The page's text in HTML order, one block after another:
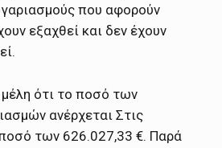
που αφορούν
εξαχθεί και δεν έχουν
ότι το ποσό των
ανέρχεται Στις
των 626.027,33 €. Παρά